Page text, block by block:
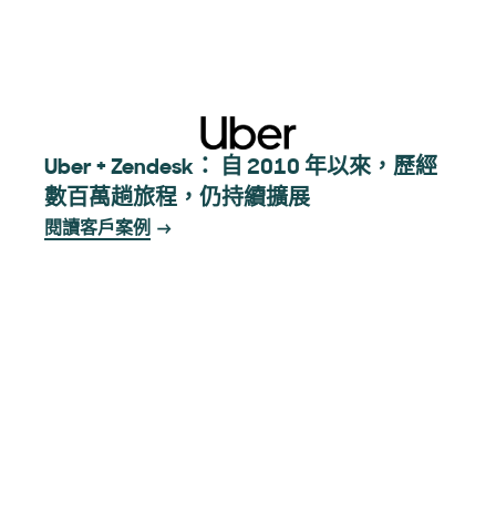
Uber + Zendesk： 自 2010 年以來，歷經
數百萬趟旅程，仍持續擴展
閱讀客戶案例